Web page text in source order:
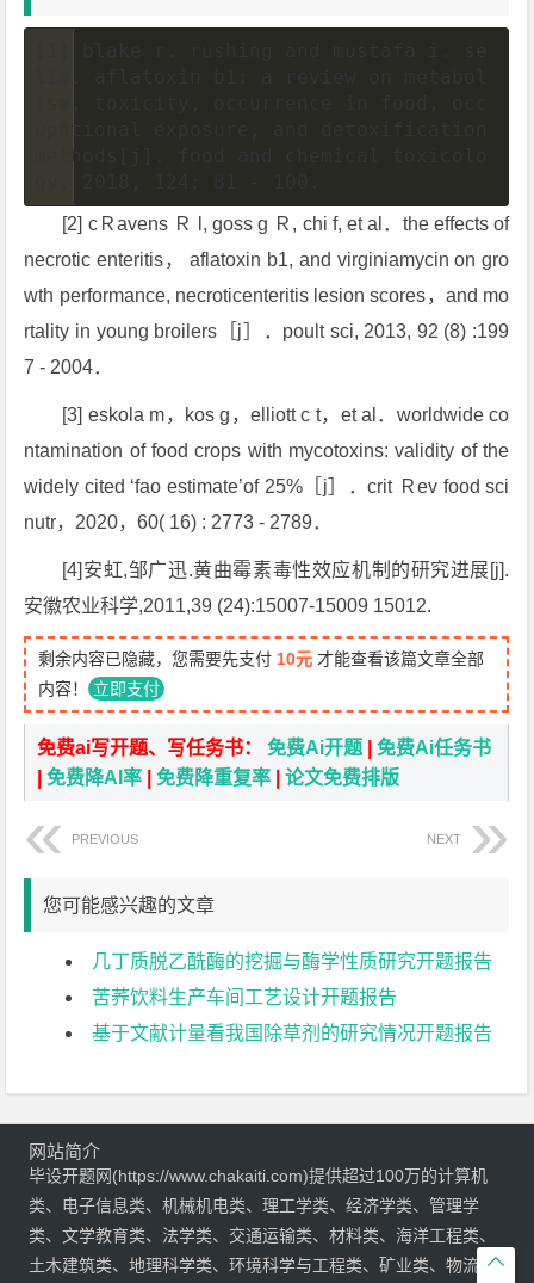
[2] cＲavens Ｒ l, goss g Ｒ, chi f, et al．the effects of
necrotic enteritis， aflatoxin b1, and virginiamycin on gro
wth performance, necroticenteritis lesion scores，and mo
rtality in young broilers［j］．poult sci, 2013, 92 (8) :199
7 - 2004．
[3] eskola m，kos g，elliott c t，et al．worldwide co
ntamination of food crops with mycotoxins: validity of the
widely cited ‘fao estimate’of 25%［j］．crit Ｒev food sci
nutr，2020，60( 16) : 2773 - 2789．
[4]安虹,邹广迅.黄曲霉素毒性效应机制的研究进展[j].
安徽农业科学,2011,39 (24):15007-15009 15012.
剩余内容已隐藏，您需要先支付 10元 才能查看该篇文章全部
内容！ 立即支付
免费ai写开题、写任务书：免费Ai开题 |免费Ai任务书
|免费降AI率 |免费降重复率 |论文免费排版
PREVIOUS NEXT
您可能感兴趣的文章
几丁质脱乙酰酶的挖掘与酶学性质研究开题报告
苦荞饮料生产车间工艺设计开题报告
基于文献计量看我国除草剂的研究情况开题报告

网站简介
毕设开题网(https://www.chakaiti.com)提供超过100万的计算机
类、电子信息类、机械机电类、理工学类、经济学类、管理学
类、文学教育类、法学类、交通运输类、材料类、海洋工程类、
土木建筑类、地理科学类、环境科学与工程类、矿业类、物流管